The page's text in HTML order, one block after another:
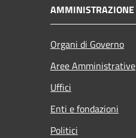
AMMINISTRAZIONE
Organi di Governo
Aree Amministrative
Uffici
Enti e fondazioni
Politici